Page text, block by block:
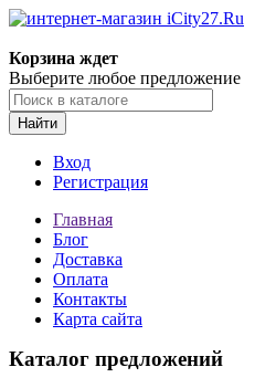
Корзина ждет
Выберите любое предложение
Найти
Вход
Регистрация
Главная
Блог
Доставка
Оплата
Контакты
Карта сайта
Каталог предложений